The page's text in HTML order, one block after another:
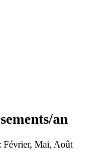
an
: Février, Mai, Août